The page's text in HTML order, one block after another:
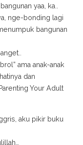
yaa, ka..
nge-bonding lagi
bangunan
ama anak-anak
dan
Your Adult
aku pikir buku